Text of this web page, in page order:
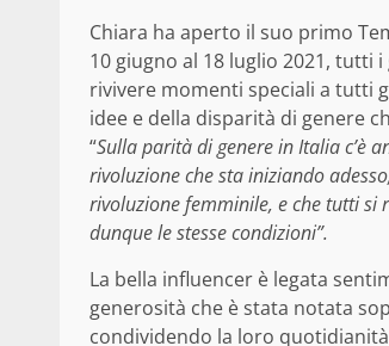
Chiara ha aperto il suo primo
10 giugno al 18 luglio 2021, tutti
rivivere momenti speciali a tutti
idee e della disparità di genere
“Sulla parità di genere in Italia c’è
rivoluzione che sta iniziando
rivoluzione femminile, e che tutti
dunque le stesse condizioni”.
La bella influencer è legata
generosità che è stata notata
condividendo la loro